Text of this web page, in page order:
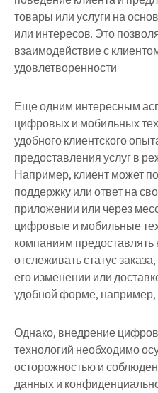
товары или услуги на
или интересов. Это
взаимодействие с
удовлетворенности.
Еще одним интересным
цифровых и мобильных
удобного клиентского
предоставления услуг в
Например, клиент может
поддержку или ответ на
приложении или через
цифровые и мобильные
компаниям
отслеживать статус
его изменении или
удобной форме, например,
Однако, внедрение
технологий необходимо
осторожностью и
данных и